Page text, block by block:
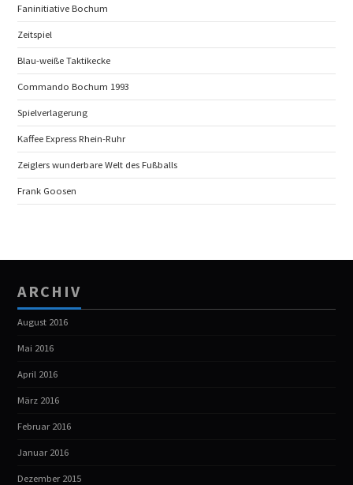
Faninitiative Bochum
Zeitspiel
Blau-weiße Taktikecke
Commando Bochum 1993
Spielverlagerung
Kaffee Express Rhein-Ruhr
Zeiglers wunderbare Welt des Fußballs
Frank Goosen
ARCHIV
August 2016
Mai 2016
April 2016
März 2016
Februar 2016
Januar 2016
Dezember 2015